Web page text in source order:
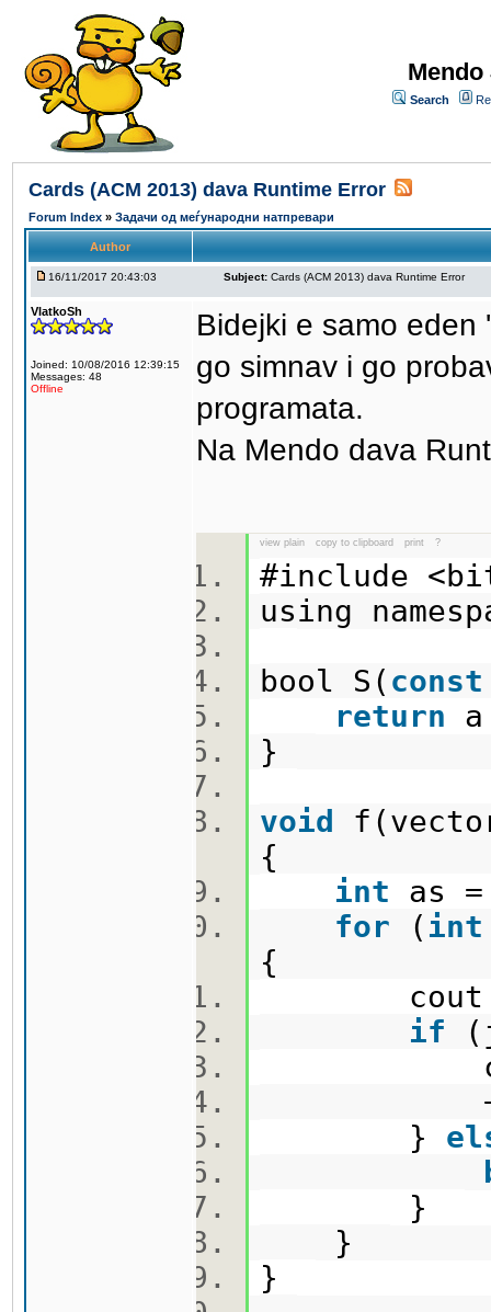
Search
Cards (ACM 2013) dava Runtime Error
Forum Index » Задачи од меѓународни натпревари
Author
16/11/2017 20:43:03 Subject: Cards (ACM 2013) dava Runtime Error
VlatkoSh
Joined: 10/08/2016 12:39:15
Messages: 48
Offline
Bidejki e samo eden
go simnav i go
programata.
Na Mendo dava
view plain copy to clipboard print ?
#include
using
bool S( const
return
}
void
{
int as
for ( int
{
cout
if
cout
}
}
}
}